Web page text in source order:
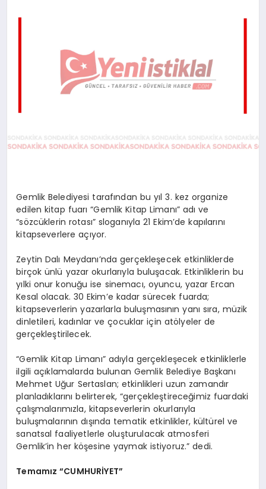
MAGAZIN
TEKNOLOJI
Gemlik Belediyesi tarafından bu yıl 3. kez organize
edilen kitap fuarı “Gemlik Kitap Limanı” adı ve
“sözcüklerin rotası” sloganıyla 21 Ekim’de kapılarını
kitapseverlere açıyor.
Zeytin Dalı Meydanı’nda gerçekleşecek etkinliklerde
birçok ünlü yazar okurlarıyla buluşacak. Etkinliklerin bu
yılki onur konuğu ise sinemacı, oyuncu, yazar Ercan
Kesal olacak. 30 Ekim’e kadar sürecek fuarda;
kitapseverlerin yazarlarla buluşmasının yanı sıra, müzik
dinletileri, kadınlar ve çocuklar için atölyeler de
gerçekleştirilecek.
“Gemlik Kitap Limanı” adıyla gerçekleşecek etkinliklerle
ilgili açıklamalarda bulunan Gemlik Belediye Başkanı
Mehmet Uğur Sertaslan; etkinlikleri uzun zamandır
planladıklarını belirterek, “gerçekleştireceğimiz fuardaki
çalışmalarımızla, kitapseverlerin okurlarıyla
buluşmalarının dışında tematik etkinlikler, kültürel ve
sanatsal faaliyetlerle oluşturulacak atmosferi
Gemlik’in her köşesine yaymak istiyoruz.” dedi.
Temamız “CUMHURİYET”